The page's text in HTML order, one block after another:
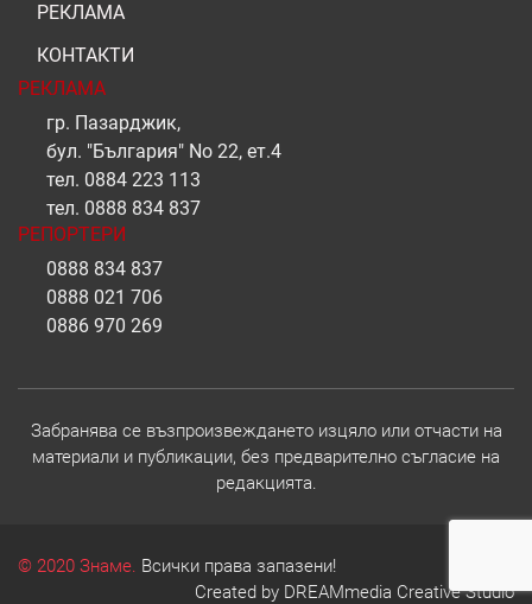
РЕКЛАМА
КОНТАКТИ
РЕКЛАМА
гр. Пазарджик,
бул. "България" No 22, ет.4
тел. 0884 223 113
тел. 0888 834 837
РЕПОРТЕРИ
0888 834 837
0888 021 706
0886 970 269
Забранява се възпроизвеждането изцяло или отчасти на
материали и публикации, без предварително съгласие на
редакцията.
© 2020 Знаме. Всички права запазени!
Created by DREAMmedia Creative Studio